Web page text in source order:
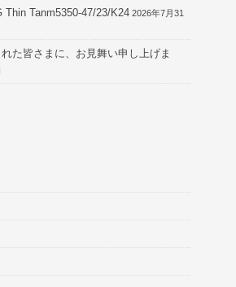
Thin Tanm5350-47/23/K24 2026年7月31
た皆さまに、お見舞い申し上げま